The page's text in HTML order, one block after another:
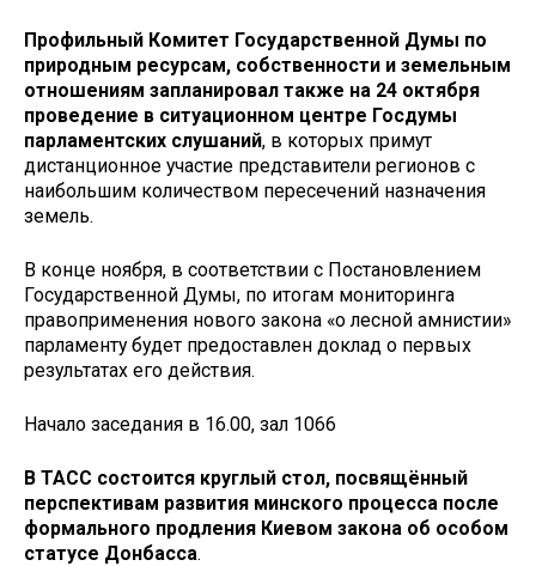
Профильный Комитет Государственной Думы по
природным ресурсам, собственности и земельным
отношениям запланировал также на 24 октября
проведение в ситуационном центре Госдумы
парламентских слушаний, в которых примут
дистанционное участие представители регионов с
наибольшим количеством пересечений назначения
земель.
В конце ноября, в соответствии с Постановлением
Государственной Думы, по итогам мониторинга
правоприменения нового закона «о лесной амнистии»
парламенту будет предоставлен доклад о первых
результатах его действия.
Начало заседания в 16.00, зал 1066
В ТАСС состоится круглый стол, посвящённый
перспективам развития минского процесса после
формального продления Киевом закона об особом
статусе Донбасса.